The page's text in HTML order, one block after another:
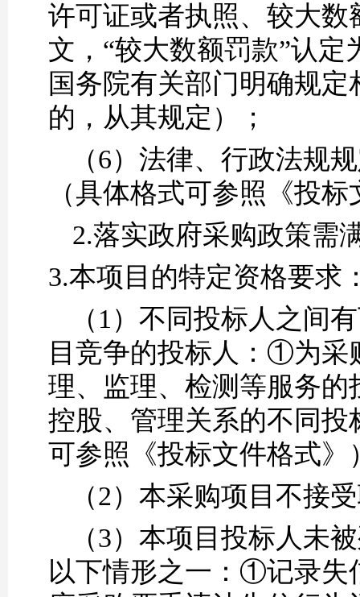
许可证或者执照、较大
文，“较大数额罚款”认
国务院有关部门明确规定
的，从其规定）
；
（6） 法律、行政法规
（具体格式可参照《投
2.落实政府采购政策需
3.本项目的特定资格要求
（1） 不同投标人之间
目竞争的投标人： ①为采
理、监理、检测等服务
控股、管理关系的不同投
可参照《投标文件格式》
（2） 本采购项目不接
（3） 本项目 投标人未
以下情形之一： ①记录失